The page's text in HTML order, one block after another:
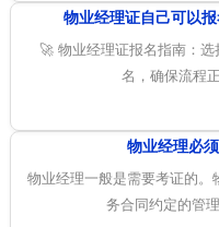
物业经理证自己可以
🚀 物业经理证报名指南：
名，确保流程
物业经理必
物业经理一般是需要考证的。
务合同约定的管